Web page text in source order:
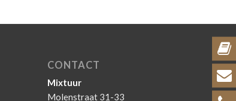
CONTACT
Mixtuur
Molenstraat 31-33